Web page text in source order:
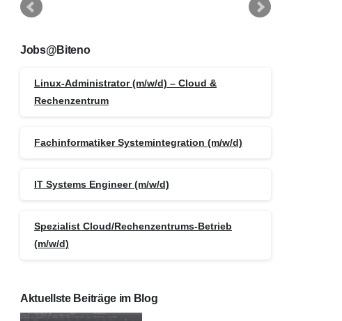
Jobs@Biteno
Linux-Administrator (m/w/d) – Cloud &
Rechenzentrum
Fachinformatiker Systemintegration (m/w/d)
IT Systems Engineer (m/w/d)
Spezialist Cloud/Rechenzentrums-Betrieb
(m/w/d)
Aktuellste Beiträge im Blog